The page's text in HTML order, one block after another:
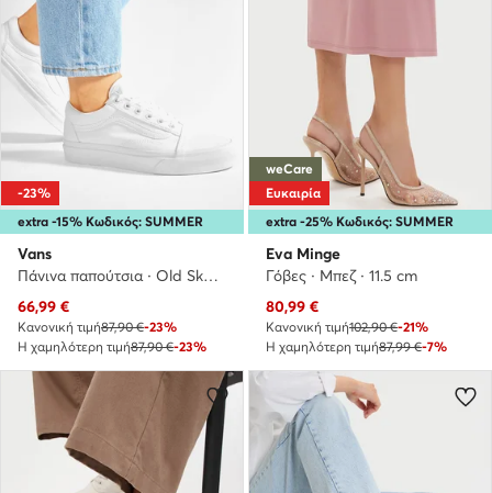
extra -15% Κωδικός: SUMMER
-23%
Vans
Πάνινα παπούτσια · Old Skool · Λευκό
Τρέχουσα τιμή
66,99 €
Κανονική τιμή87,90 €-23%
Η χαμηλότερη τιμή87,90 €-23%
extra -25% Κωδικός: SUMMER
weCare
Ευκαιρία
Eva Minge
Γόβες · Μπεζ · 11.5 cm
Τρέχουσα τιμή
80,99 €
Κανονική τιμή102,90 €-21%
Η χαμηλότερη τιμή87,99 €-7%